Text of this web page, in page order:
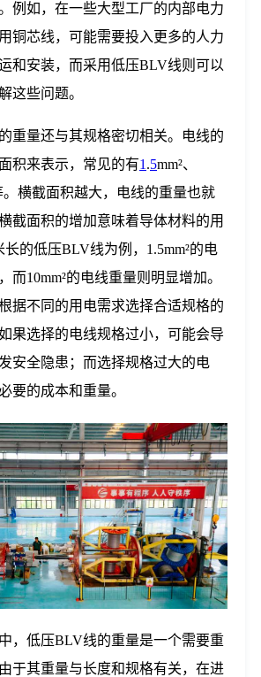
例如，在一些大型工厂的内部电力
铜芯线，可能需要投入更多的人力
和安装，而采用低压BLV线则可以
这些问题。
重量还与其规格密切相关。电线的
积来表示，常见的有1 .5mm²、
。横截面积越大，电线的重量也就
截面积的增加意味着导体材料的用
长的低压BLV线为例，1.5mm²的电
而10mm²的电线重量则明显增加。
据不同的用电需求选择合适规格的
果选择的电线规格过小，可能会导
安全隐患；而选择规格过大的电
要的成本和重量。
，低压BLV线的重量是一个需要重
于其重量与长度和规格有关，在进